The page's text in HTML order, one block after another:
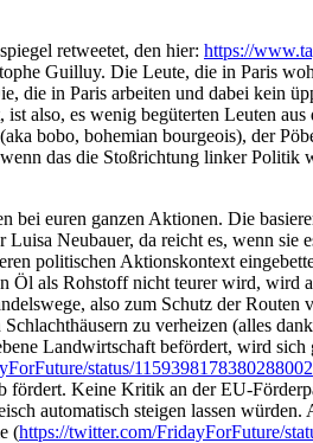
retweetet, den hier: https://
Guilluy. Die Leute, die in Paris
die in Paris arbeiten und dabei kein
also, es wenig begüterten Leuten
bobo, bohemian bourgeois), der
das die Stoßrichtung linker
bei euren ganzen Aktionen. Die
Neubauer, da reicht es, wenn sie
politischen Aktionskontext
als Rohstoff nicht teurer wird, wird
also zum Schutz der
zu verheizen (alles
Landwirtschaft befördert, wird
status/1159398178380288002
fördert. Keine Kritik an der EU-
automatisch steigen lassen
(https://twitter.com/FridayForFuture/